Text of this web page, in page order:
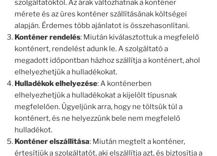
szolgáltatóktól. Az árak változhatnak a konténer
mérete és az üres konténer szállításának költségei
alapján. Érdemes több ajánlatot is összehasonlítani.
Konténer rendelés: Miután kiválasztottuk a megfelelő
konténert, rendelést adunk le. A szolgáltató a
megadott időpontban házhoz szállítja a konténert, ahol
elhelyezhetjük a hulladékokat.
Hulladékok elhelyezése: A konténerben
elhelyezhetjük a hulladékokat a kijelölt típusnak
megfelelően. Ügyeljünk arra, hogy ne töltsük túl a
konténert, és ne helyezzünk bele nem megfelelő
hulladékot.
Konténer elszállítása: Miután megtelt a konténer,
értesítjük a szolgáltatót, aki elszállítja azt, és biztosítja a